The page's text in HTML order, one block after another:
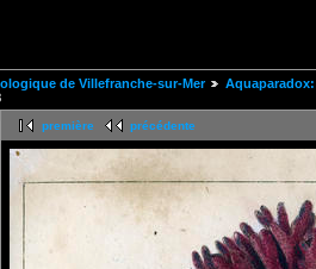
de Villefranche-sur-Mer
première précédente